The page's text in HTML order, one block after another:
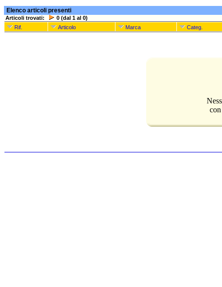
Elenco articoli presenti
Articoli trovati:
0 (dal 1 al 0)
Rif.
Articolo Marca Categ.